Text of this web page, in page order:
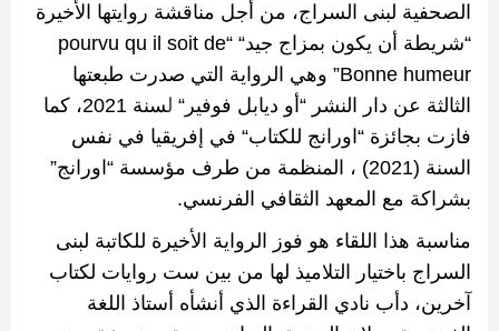
الصحفية لبنى السراج، من أجل مناقشة روايتها الأخيرة
“شريطة أن يكون بمزاج جيد“
“pourvu
qu il soit de
Bonne humeur”
وهي الرواية التي صدرت طبعتها
الثالثة عن دار النشر “ أو ديابل فوفير “ لسنة 2021، كما
فازت بجائزة “ اورانج للكتاب“ في إفريقيا في نفس
السنة (2021)
، المنظمة من طرف مؤسسة “ اورانج”
بشراكة مع المعهد الثقافي الفرنسي.
مناسبة هذا اللقاء هو فوز الرواية الأخيرة للكاتبة لبنى
السراج باختيار التلاميذ لها من بين ست روايات لكتاب
آخرين، دأب نادي القراءة الذي أنشأه أستاذ اللغة